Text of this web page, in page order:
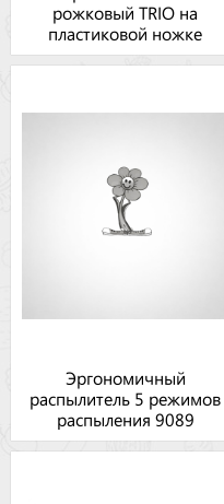
рожковый TRIO на
пластиковой ножке
Эргономичный
распылитель 5 режимов
распыления 9089